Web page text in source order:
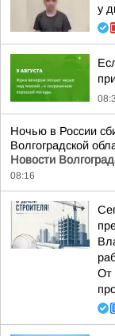
у
Ночью в России
Волгоградской
Новости
08:16
От